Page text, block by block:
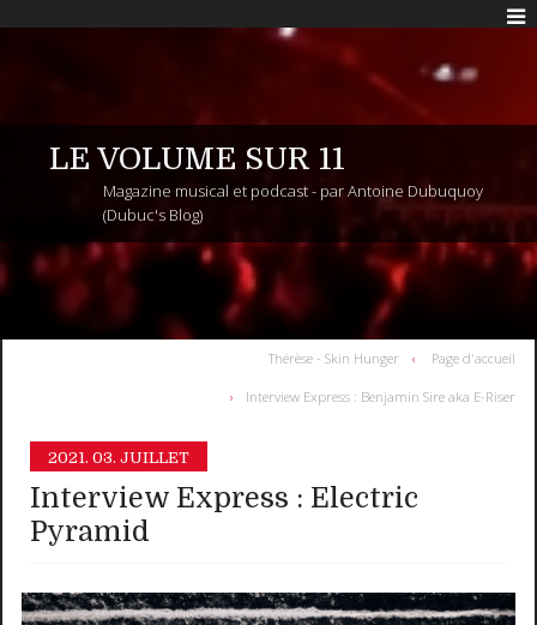
LE VOLUME SUR 11
Magazine musical et podcast - par Antoine Dubuquoy
(Dubuc's Blog)
Thérèse - Skin Hunger Page d'accueil
Interview Express : Benjamin Sire aka E-Riser
2021. 03. JUILLET
Interview Express : Electric
Pyramid